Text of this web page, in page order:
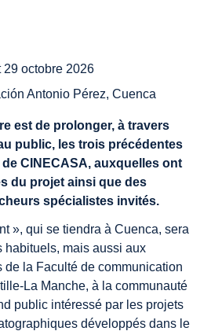
29 octobre 2026
Antonio Pérez, Cuenca
est de prolonger, à travers
public, les trois précédentes
CINECASA, auxquelles ont
du projet ainsi que des
spécialistes invités.
», qui se tiendra à Cuenca, sera
habituels, mais aussi aux
de la Faculté de communication
La Manche, à la communauté
public intéressé par les projets
développés dans le